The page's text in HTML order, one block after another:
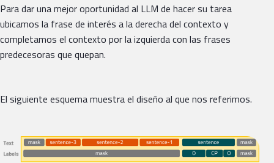
Para dar una mejor oportunidad al LLM de hacer su tarea
ubicamos la frase de interés a la derecha del contexto y
completamos el contexto por la izquierda con las frases
predecesoras que quepan.
El siguiente esquema muestra el diseño al que nos referimos.